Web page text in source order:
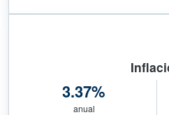
3.37%
anual